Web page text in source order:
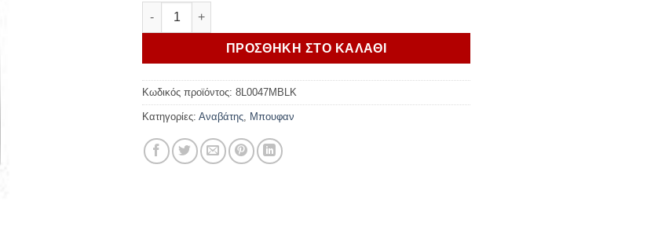
MOTO GUZZI ΖΑΚΕΤΑ MG ESSENTIAL ΜΕ ΚΟΥΚΟΥΛΑ ποσότητα
ΠΡΟΣΘΗΚΗ ΣΤΟ ΚΑΛΑΘΙ
Κωδικός προϊόντος: 8L0047MBLK
Κατηγορίες: Αναβάτης Μπουφαν